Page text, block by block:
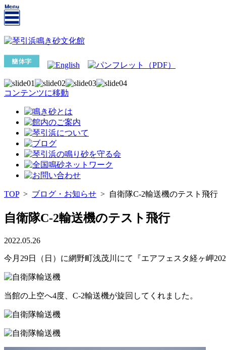
コンテンツに移動
TOP> ブログ・お知らせ > 自衛隊C-2輸送機のテスト飛行
自衛隊C-2輸送機のテスト飛行
2022.05.26
今月29日（日）に網野町浅茂川にて『エアフェスタ経ヶ岬
当館の上空へ4度、C-2輸送機が旋回してくれました。